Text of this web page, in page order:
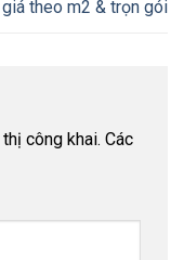
theo m2 & trọn gói
công khai. Các